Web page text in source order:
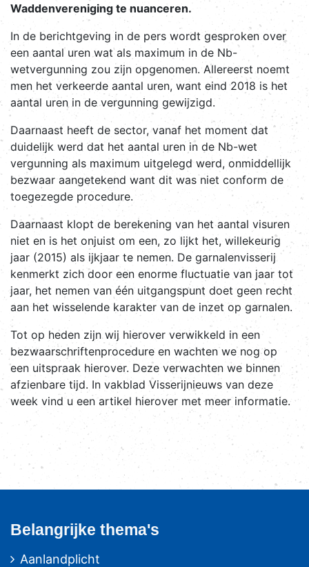
Waddenvereniging te nuanceren.
In de berichtgeving in de pers wordt gesproken over
een aantal uren wat als maximum in de Nb-
wetvergunning zou zijn opgenomen. Allereerst noemt
men het verkeerde aantal uren, want eind 2018 is het
aantal uren in de vergunning gewijzigd.
Daarnaast heeft de sector, vanaf het moment dat
duidelijk werd dat het aantal uren in de Nb-wet
vergunning als maximum uitgelegd werd, onmiddellijk
bezwaar aangetekend want dit was niet conform de
toegezegde procedure.
Daarnaast klopt de berekening van het aantal visuren
niet en is het onjuist om een, zo lijkt het, willekeurig
jaar (2015) als ijkjaar te nemen. De garnalenvisserij
kenmerkt zich door een enorme fluctuatie van jaar tot
jaar, het nemen van één uitgangspunt doet geen recht
aan het wisselende karakter van de inzet op garnalen.
Tot op heden zijn wij hierover verwikkeld in een
bezwaarschriftenprocedure en wachten we nog op
een uitspraak hierover. Deze verwachten we binnen
afzienbare tijd. In vakblad Visserijnieuws van deze
week vind u een artikel hierover met meer informatie.
Belangrijke thema's
Aanlandplicht